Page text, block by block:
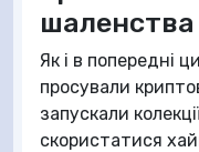
шаленства
Як і в попередні
просували
запускали
скористатися